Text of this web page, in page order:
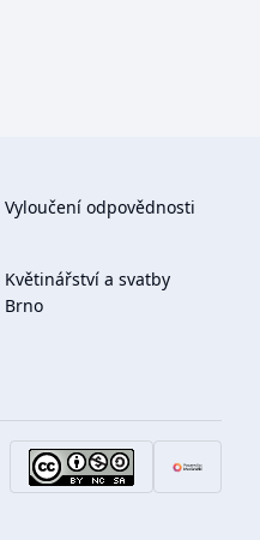
Vyloučení odpovědnosti
Květinářství a svatby
Brno